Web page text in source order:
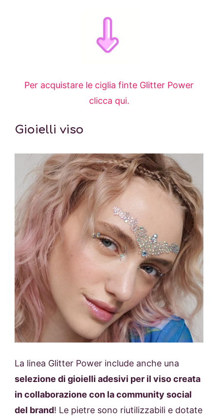
Per acquistare le ciglia finte Glitter Power
clicca qui.
Gioielli viso
La linea Glitter Power include anche una
selezione di gioielli adesivi per il viso creata
in collaborazione con la community social
del brand! Le pietre sono riutilizzabili e dotate